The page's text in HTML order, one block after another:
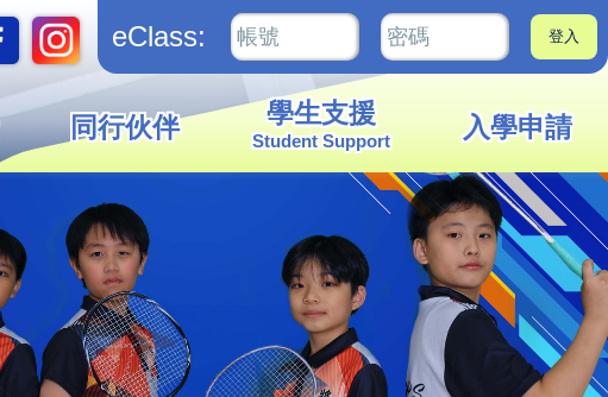
eClass:
同行伙伴 學生支援
Student Support 入學申請